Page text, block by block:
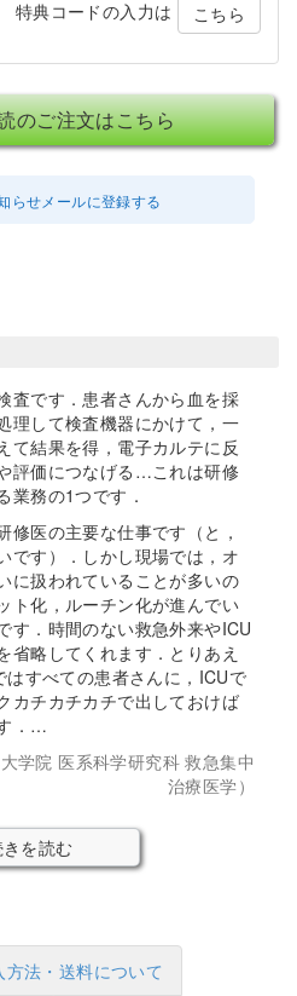
特典コードの入力は こちら
のご注文はこちら
らせメールに登録する
査です．患者さんから血を採
理して検査機器にかけて，一
て結果を得，電子カルテに反
評価につなげる…これは研修
業務の1つです．
修医の主要な仕事です（と，
です）．しかし現場では，オ
に扱われていることが多いの
ト化，ルーチン化が進んでい
す．時間のない救急外来やICU
省略してくれます．とりあえ
すべての患者さんに，ICUで
カチカチカチで出しておけば
．…
学院 医系科学研究科 救急集中
治療医学）
を読む
方法・送料について